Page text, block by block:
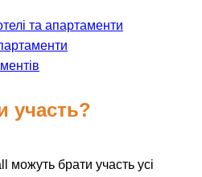
та апартаменти
участь?
можуть брати участь усі